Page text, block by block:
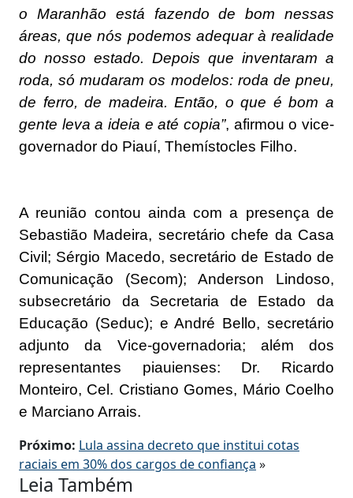
o Maranhão está fazendo de bom nessas
áreas, que nós podemos adequar à realidade
do nosso estado. Depois que inventaram a
roda, só mudaram os modelos: roda de pneu,
de ferro, de madeira. Então, o que é bom a
gente leva a ideia e até copia”, afirmou o vice-
governador do Piauí, Themístocles Filho.
A reunião contou ainda com a presença de
Sebastião Madeira, secretário chefe da Casa
Civil; Sérgio Macedo, secretário de Estado de
Comunicação (Secom); Anderson Lindoso,
subsecretário da Secretaria de Estado da
Educação (Seduc); e André Bello, secretário
adjunto da Vice-governadoria; além dos
representantes piauienses: Dr. Ricardo
Monteiro, Cel. Cristiano Gomes, Mário Coelho
e Marciano Arrais.
Próximo: Lula assina decreto que institui cotas
raciais em 30% dos cargos de confiança »
Leia Também